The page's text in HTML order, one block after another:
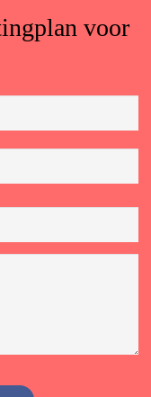
voor